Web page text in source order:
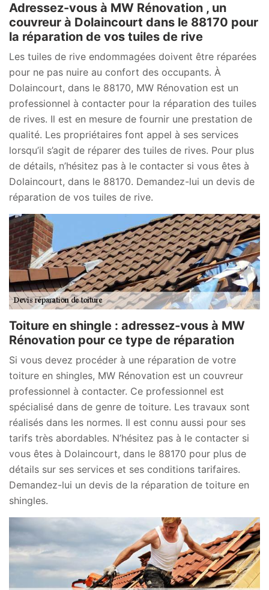
Adressez-vous à MW Rénovation , un
couvreur à Dolaincourt dans le 88170 pour
la réparation de vos tuiles de rive
Les tuiles de rive endommagées doivent être réparées
pour ne pas nuire au confort des occupants. À
Dolaincourt, dans le 88170, MW Rénovation est un
professionnel à contacter pour la réparation des tuiles
de rives. Il est en mesure de fournir une prestation de
qualité. Les propriétaires font appel à ses services
lorsqu’il s’agit de réparer des tuiles de rives. Pour plus
de détails, n’hésitez pas à le contacter si vous êtes à
Dolaincourt, dans le 88170. Demandez-lui un devis de
réparation de vos tuiles de rive.
Toiture en shingle : adressez-vous à MW
Rénovation pour ce type de réparation
Si vous devez procéder à une réparation de votre
toiture en shingles, MW Rénovation est un couvreur
professionnel à contacter. Ce professionnel est
spécialisé dans de genre de toiture. Les travaux sont
réalisés dans les normes. Il est connu aussi pour ses
tarifs très abordables. N’hésitez pas à le contacter si
vous êtes à Dolaincourt, dans le 88170 pour plus de
détails sur ses services et ses conditions tarifaires.
Demandez-lui un devis de la réparation de toiture en
shingles.